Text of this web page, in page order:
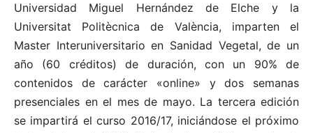
Universidad Miguel Hernández de Elche y la
Universitat Politècnica de València, imparten el
Master Interuniversitario en Sanidad Vegetal, de un
año (60 créditos) de duración, con un 90% de
contenidos de carácter «online» y dos semanas
presenciales en el mes de mayo. La tercera edición
se impartirá el curso 2016/17, iniciándose el próximo